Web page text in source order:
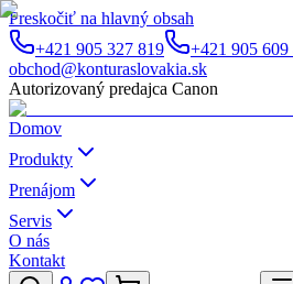
Preskočiť na hlavný obsah
+421 905 327 819
+421 905 609
obchod@konturaslovakia.sk
Autorizovaný predajca Canon
Domov
Produkty
Prenájom
Servis
O nás
Kontakt